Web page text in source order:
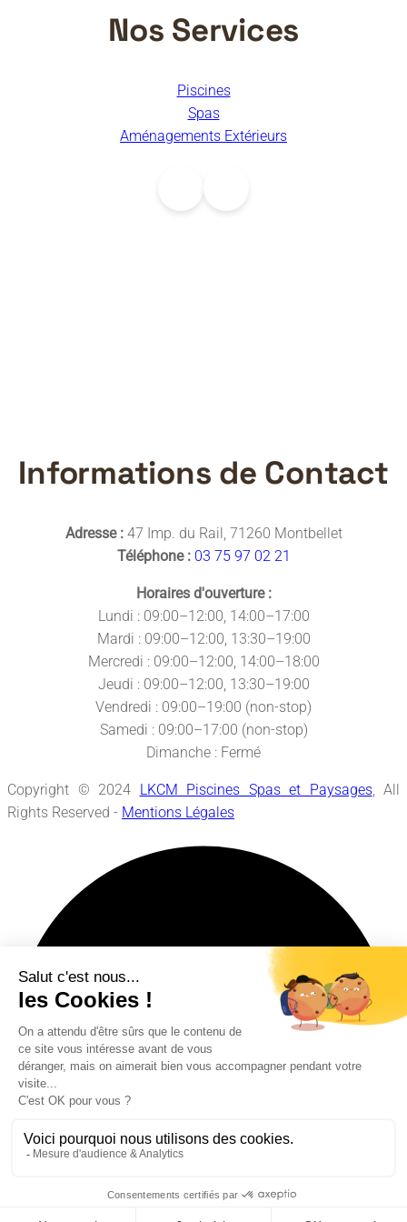
Nos Services
Piscines
Spas
Aménagements Extérieurs
Informations de Contact
Adresse :47 Imp. du Rail, 71260 Montbellet
Téléphone : 03 75 97 02 21
Horaires d'ouverture :
Lundi : 09:00–12:00, 14:00–17:00
Mardi : 09:00–12:00, 13:30–19:00
Mercredi : 09:00–12:00, 14:00–18:00
Jeudi : 09:00–12:00, 13:30–19:00
Vendredi : 09:00–19:00 (non-stop)
Samedi : 09:00–17:00 (non-stop)
Dimanche : Fermé
Copyright © 2024 LKCM Piscines Spas et Paysages, All
Rights Reserved - Mentions Légales